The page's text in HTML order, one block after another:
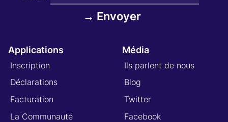
Applications
Inscription
Déclarations
Facturation
La Communauté
Média
Ils parlent de nous
Blog
Twitter
Facebook